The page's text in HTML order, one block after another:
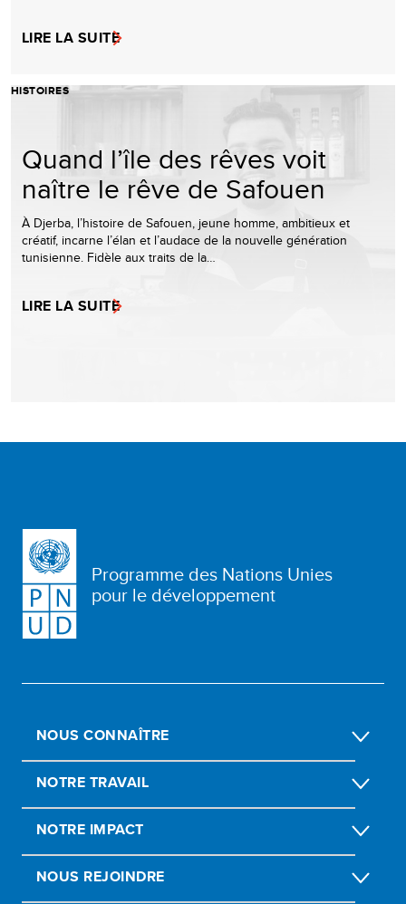
LIRE LA SUITE
HISTOIRES
Quand l’île des rêves voit
naître le rêve de Safouen
À Djerba, l’histoire de Safouen, jeune homme, ambitieux et
créatif, incarne l’élan et l’audace de la nouvelle génération
tunisienne. Fidèle aux traits de la…
LIRE LA SUITE
Programme des Nations Unies
pour le développement
NOUS CONNAÎTRE
NOTRE TRAVAIL
NOTRE IMPACT
NOUS REJOINDRE